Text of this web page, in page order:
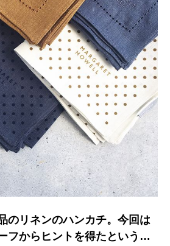
のリネンのハンカチ。今回は
フからヒントを得たというマ